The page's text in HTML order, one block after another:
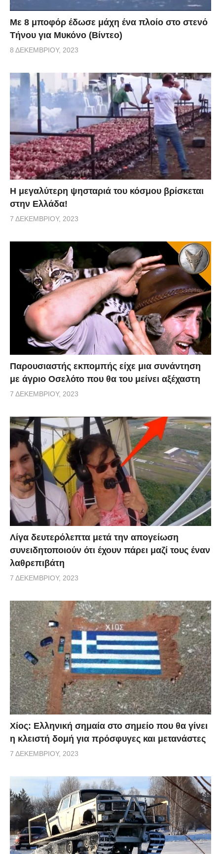
Με 8 μποφόρ έδωσε μάχη ένα πλοίο στο στενό
Τήνου για Μυκόνο (Βίντεο)
8 ΔΕΚΕΜΒΡΊΟΥ, 2023
Η μεγαλύτερη ψησταριά του κόσμου βρίσκεται
στην Ελλάδα!
7 ΔΕΚΕΜΒΡΊΟΥ, 2023
Παρουσιαστής εκπομπής είχε μια συνάντηση
με άγριο Οσελότο που θα του μείνει αξέχαστη
7 ΔΕΚΕΜΒΡΊΟΥ, 2023
Λίγα δευτερόλεπτα μετά την απογείωση
συνειδητοποιούν ότι έχουν πάρει μαζί τους έναν
λαθρεπιβάτη
7 ΔΕΚΕΜΒΡΊΟΥ, 2023
Χίος: Eλληνική σημαία στο σημείο που θα γίνει
η κλειστή δομή για πρόσφυγες και μετανάστες
7 ΔΕΚΕΜΒΡΊΟΥ, 2023